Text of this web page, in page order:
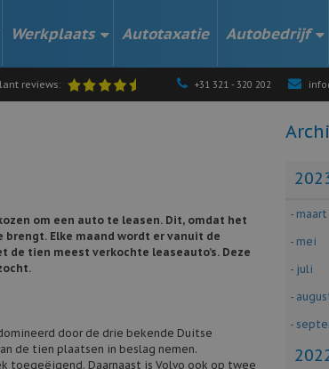
Werkplaats Autotaxatie Autobedrijf
reviews: +31 321 - 320 202
om een auto te leasen. Dit, omdat het
Elke maand wordt er vanuit de
de tien meest verkochte leaseauto’s. Deze
door de drie bekende Duitse
de tien plaatsen in beslag nemen.
toegeëigend. Daarnaast is Volvo ook op twee
- maart
- mei
- juli
-
-